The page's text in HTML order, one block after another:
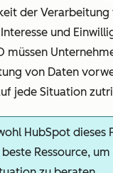
der
und
müssen
von Daten
jede Situation
HubSpot dieses
Ressource,